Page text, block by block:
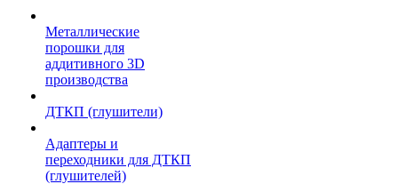
Металлические
порошки для
аддитивного 3D
производства
ДТКП (глушители)
Адаптеры и
переходники для ДТКП
(глушителей)